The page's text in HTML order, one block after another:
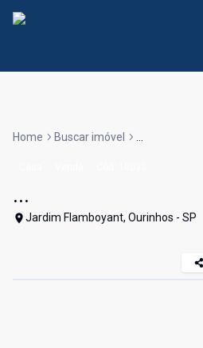
Home Buscar imóvel ...
...
Jardim Flamboyant, Ourinhos - SP